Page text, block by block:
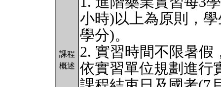
課程
概述
小時)以上為原則，
學分)。
2. 實習時間不限暑假
依實習單位規劃進行